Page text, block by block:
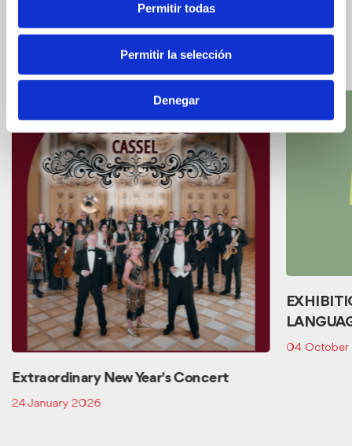
Permitir todas
Permitir la selección
Denegar
Related events
View
events
Extraordinary New Year's Concert
24 January 2026
04 October